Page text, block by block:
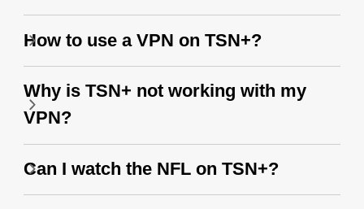
How to use a VPN on TSN+?
Why is TSN+ not working with my
VPN?
Can I watch the NFL on TSN+?